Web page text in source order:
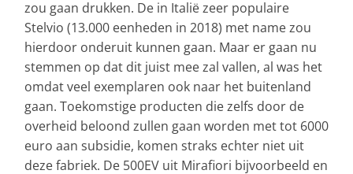
zou gaan drukken. De in Italië zeer populaire
Stelvio (13.000 eenheden in 2018) met name zou
hierdoor onderuit kunnen gaan. Maar er gaan nu
stemmen op dat dit juist mee zal vallen, al was het
omdat veel exemplaren ook naar het buitenland
gaan. Toekomstige producten die zelfs door de
overheid beloond zullen gaan worden met tot 6000
euro aan subsidie, komen straks echter niet uit
deze fabriek. De 500EV uit Mirafiori bijvoorbeeld en